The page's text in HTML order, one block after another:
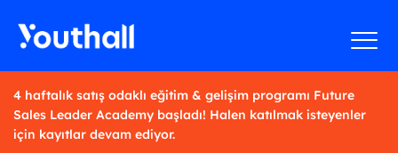
4 haftalık satış odaklı eğitim & gelişim programı Future
Sales Leader Academy başladı! Halen katılmak isteyenler
için kayıtlar devam ediyor.